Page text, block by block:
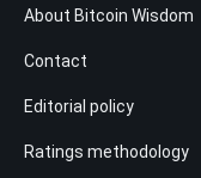
About Bitcoin Wisdom
Contact
Editorial policy
Ratings methodology